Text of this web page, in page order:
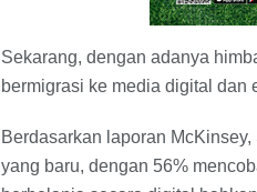
Sekarang, dengan adanya
bermigrasi ke media digital dan
Berdasarkan laporan
yang baru, dengan 56%